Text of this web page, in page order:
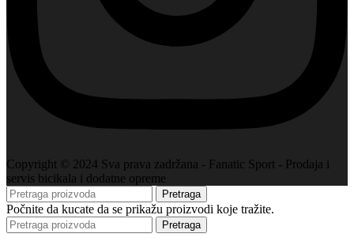
Copyright © 2024 Sva prava zadržana - Fanatic Sport - Prodaja i
servis bicikala i dodatne opreme
Pretraga
Počnite da kucate da se prikažu proizvodi koje tražite.
Pretraga